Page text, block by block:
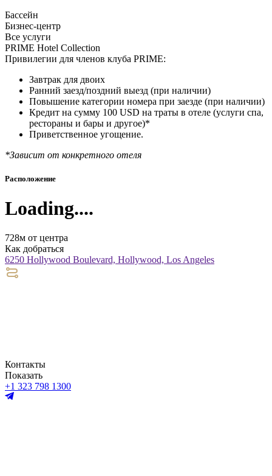
Бассейн
Бизнес-центр
Все услуги
PRIME Hotel Collection
Привилегии для членов клуба PRIME:
Завтрак для двоих
Ранний заезд/поздний выезд (при наличии)
Повышение категории номера при заезде (при наличии)
Кредит на сумму 100 USD на траты в отеле (услуги спа,
рестораны и бары и другое)*
Приветственное угощение.
*Зависит от конкретного отеля
Расположение
Loading....
728м от центра
Как добраться
6250 Hollywood Boulevard, Hollywood, Los Angeles
Контакты
Показать
+1 323 798 1300